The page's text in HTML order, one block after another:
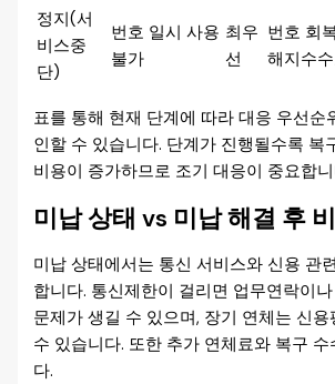
정지(서
비스중
단)
번호 일시 사용
불가
최우
선
번호 회
해지수
표를 통해 현재 단계에 따라 대응 우선순
인할 수 있습니다. 단계가 진행될수록 복
비용이 증가하므로 조기 대응이 중요합
미납 상태 vs 미납 해결 후
미납 상태에서는 통신 서비스와 신용 관
합니다. 통신제한이 걸리면 업무연락이
문제가 생길 수 있으며, 장기 연체는 신
수 있습니다. 또한 추가 연체료와 복구 수
다.